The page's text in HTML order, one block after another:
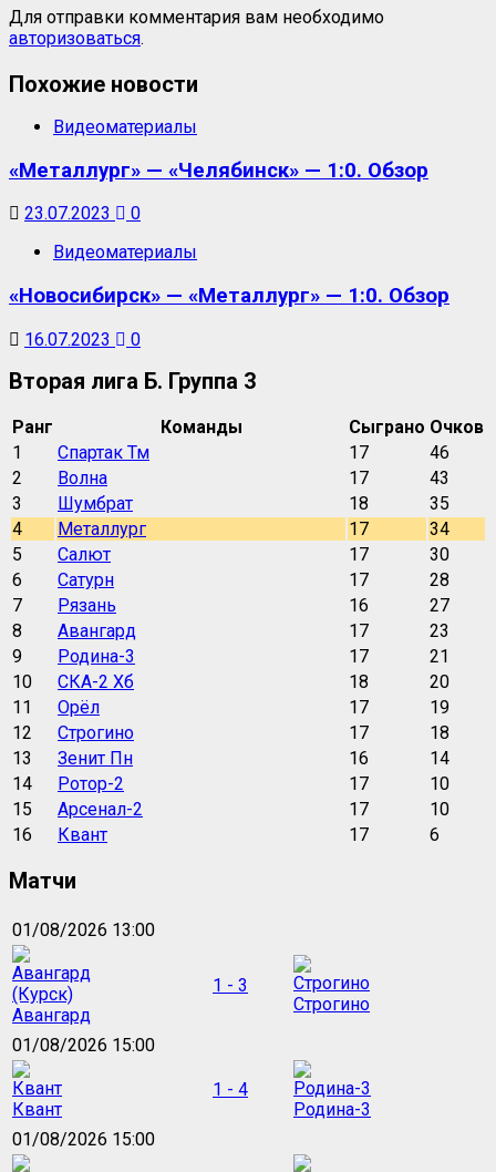
Для отправки комментария вам необходимо
авторизоваться.
Похожие новости
Видеоматериалы
«Металлург» — «Челябинск» — 1:0. Обзор
23.07.2023
0
Видеоматериалы
«Новосибирск» — «Металлург» — 1:0. Обзор
16.07.2023 0
Вторая лига Б. Группа 3
Ранг Команды Сыграно Очков
1
Спартак Тм 17
46
2
Волна 17
43
3
Шумбрат 18
35
4
Металлург 17
34
5
Салют 17
30
6
Сатурн 17
28
7
Рязань 16
27
8
Авангард 17
23
9
Родина-3 17
21
10
СКА-2 Хб 18
20
11
Орёл 17
19
12
Строгино 17
18
13
Зенит Пн 16
14
14
Ротор-2 17
10
15
Арсенал-2 17
10
16
Квант 17 6
Матчи
01/08/2026 13:00
Авангард
1 - 3
Строгино
01/08/2026 15:00
Квант
1 - 4
Родина-3
01/08/2026 15:00